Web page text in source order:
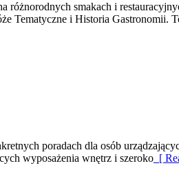
różnorodnych smakach i
Tematyczne i Historia Gastronomii.
poradach dla osób
wyposażenia wnętrz i szeroko [